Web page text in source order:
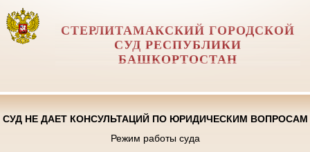
СТЕРЛИТАМАКСКИЙ ГОРОДСКОЙ
СУД РЕСПУБЛИКИ
БАШКОРТОСТАН
СУД НЕ ДАЕТ КОНСУЛЬТАЦИЙ ПО ЮРИДИЧЕСКИМ ВОПРОСАМ
Режим работы суда